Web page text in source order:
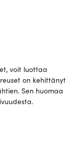
voit luottaa
on kehittänyt
Sen huomaa